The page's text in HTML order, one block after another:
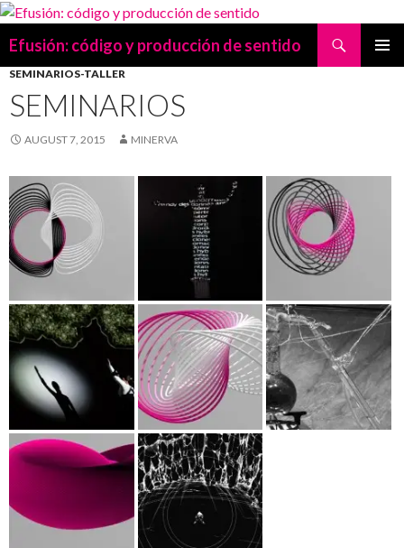
Efusión: código y producción de sentido
TO
CONTENT
SEMINARIOS-TALLER
SEMINARIOS
AUGUST 7, 2015 MINERVA